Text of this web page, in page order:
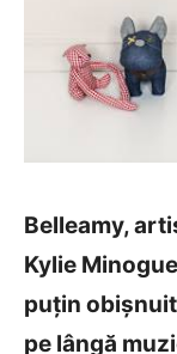
Belleamy,
Kylie
puțin
pe lângă